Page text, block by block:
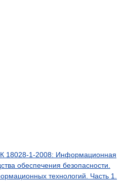
1-2008: Информационная
обеспечения безопасности.
технологий. Часть 1.